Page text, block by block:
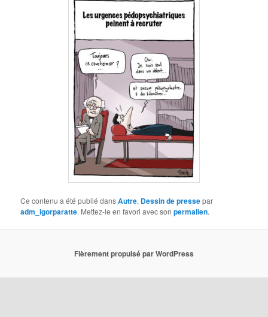
Ce contenu a été publié dansAutre, Dessin de pressepar
adm_igorparatte. Mettez-le en favori avec sonpermalien.
Fièrement propulsé par WordPress